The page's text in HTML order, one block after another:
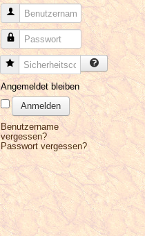
Benutzername
Passwort
Sicherheitscode
Angemeldet bleiben
Anmelden
Benutzername
vergessen?
Passwort vergessen?